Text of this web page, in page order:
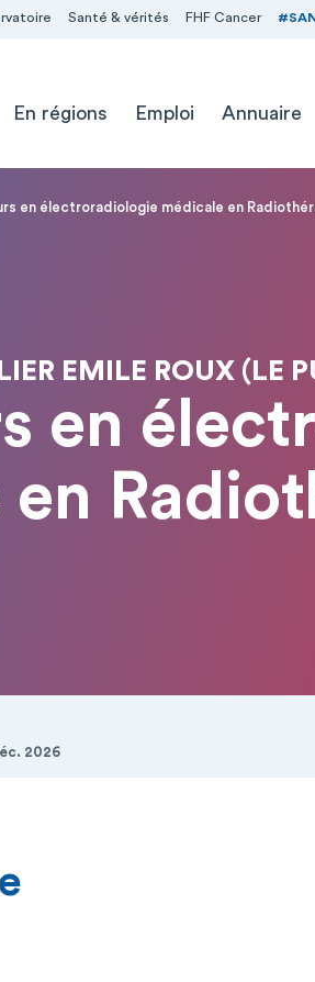
Santé & vérités FHF Cancer
En régions Emploi Annuaire
en électroradiologie médicale en
EMILE ROUX (LE
en
2026